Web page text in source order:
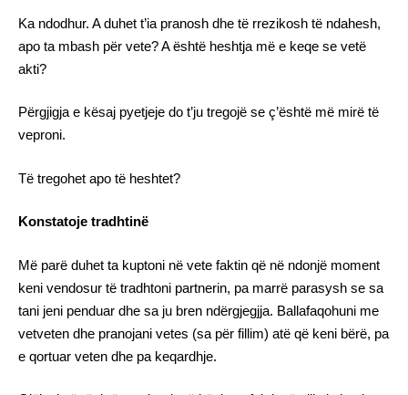
Ka ndodhur. A duhet t’ia pranosh dhe të rrezikosh të ndahesh,
apo ta mbash për vete? A është heshtja më e keqe se vetë
akti?
Përgjigja e kësaj pyetjeje do t’ju tregojë se ç’është më mirë të
veproni.
Të tregohet apo të heshtet?
Konstatoje tradhtinë
Më parë duhet ta kuptoni në vete faktin që në ndonjë moment
keni vendosur të tradhtoni partnerin, pa marrë parasysh se sa
tani jeni penduar dhe sa ju bren ndërgjegjja. Ballafaqohuni me
vetveten dhe pranojani vetes (sa për fillim) atë që keni bërë, pa
e qortuar veten dhe pa keqardhje.